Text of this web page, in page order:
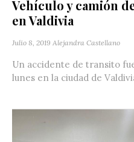
Vehículo y camión
en Valdivia
Julio 8, 2019 Alejandra Castellano
Un accidente de transito
lunes en la ciudad de